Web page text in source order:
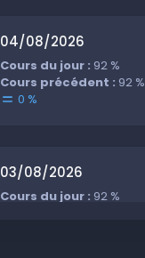
04/08/2026
Cours du jour : 92 %
Cours précédent : 92 %
0 %
03/08/2026
Cours du jour : 92 %